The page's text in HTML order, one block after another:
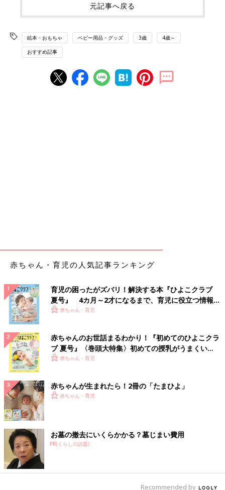
元記事へ戻る
絵本・おもちゃ ベビー用品・グッズ 3歳 4歳～
おすすめ記事
赤ちゃん・育児の人気記事ランキング
育児の困ったがズバリ！解決する本『ひよこクラブ
夏号』 4カ月～2才になるまで、育児に役立つ情報が
いっぱい！
赤ちゃん・育児
赤ちゃんのお世話まるわかり！『初めてのひよこクラ
ブ 夏号』〈巻頭大特集〉初めての授乳がうまくい
く！ おっぱい・ミルクの基本と夏のトラブル 解決テ
赤ちゃん・育児
赤ちゃんが生まれたら！2冊の「たまひよ」
赤ちゃん・育児
お墓の撤去にいくらかかる？墓じまい費用
PR(くらしの話題)
Recommended by